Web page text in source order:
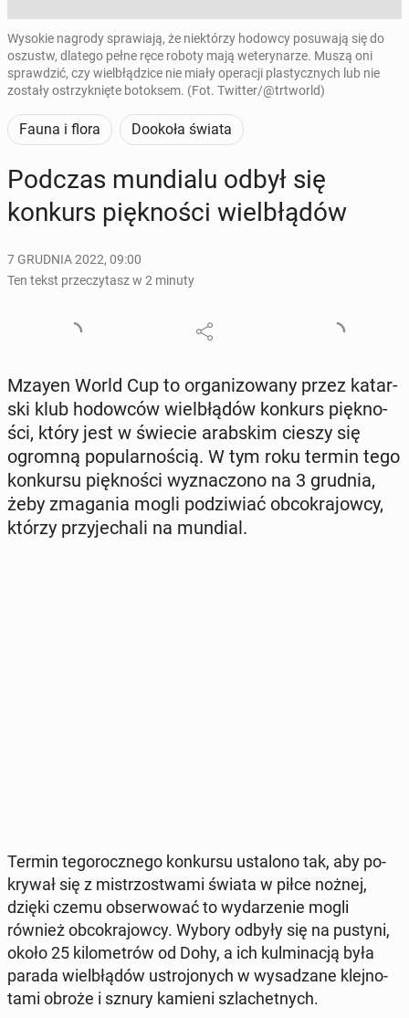
Wysokie nagrody sprawiają, że niektórzy hodowcy posuwają się do
oszustw, dlatego pełne ręce roboty mają weterynarze. Muszą oni
sprawdzić, czy wielbłądzice nie miały operacji plastycznych lub nie
zostały ostrzyknięte botoksem. (Fot. Twitter/@trtworld)
Fauna i flora Dookoła świata
Podczas mun­dia­lu odbył się
konkurs pięk­no­ści wiel­błą­dów
7 GRUDNIA 2022, 09:00
Ten tekst przeczytasz w 2 minuty
Mzayen World Cup to or­ga­ni­zo­wa­ny przez ka­tar­
ski klub ho­dow­ców wiel­błą­dów konkurs pięk­no­
ści, który jest w świecie arab­skim cieszy się
ogromną po­pu­lar­no­ścią. W tym roku termin tego
kon­kur­su pięk­no­ści wy­zna­czo­no na 3 grudnia,
żeby zma­ga­nia mogli po­dzi­wiać ob­co­kra­jow­cy,
którzy przy­je­cha­li na mundial.
Termin te­go­rocz­ne­go kon­kur­su usta­lo­no tak, aby po­
kry­wał się z mi­strzo­stwa­mi świata w piłce nożnej,
dzięki czemu ob­ser­wo­wać to wy­da­rze­nie mogli
również ob­co­kra­jow­cy. Wybory odbyły się na pustyni,
około 25 ki­lo­me­trów od Dohy, a ich kul­mi­na­cją była
parada wiel­błą­dów ustro­jo­nych w wy­sa­dza­ne klej­no­
ta­mi obroże i sznury kamieni szla­chet­nych.